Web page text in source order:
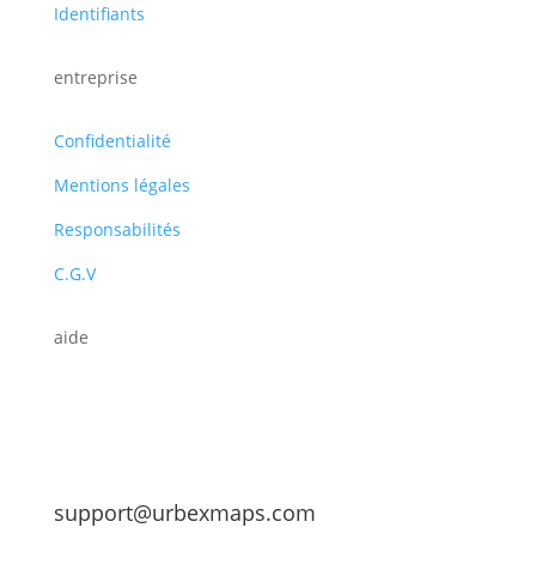
Identifiants
entreprise
Confidentialité
Mentions légales
Responsabilités
C.G.V
aide
support@urbexmaps.com